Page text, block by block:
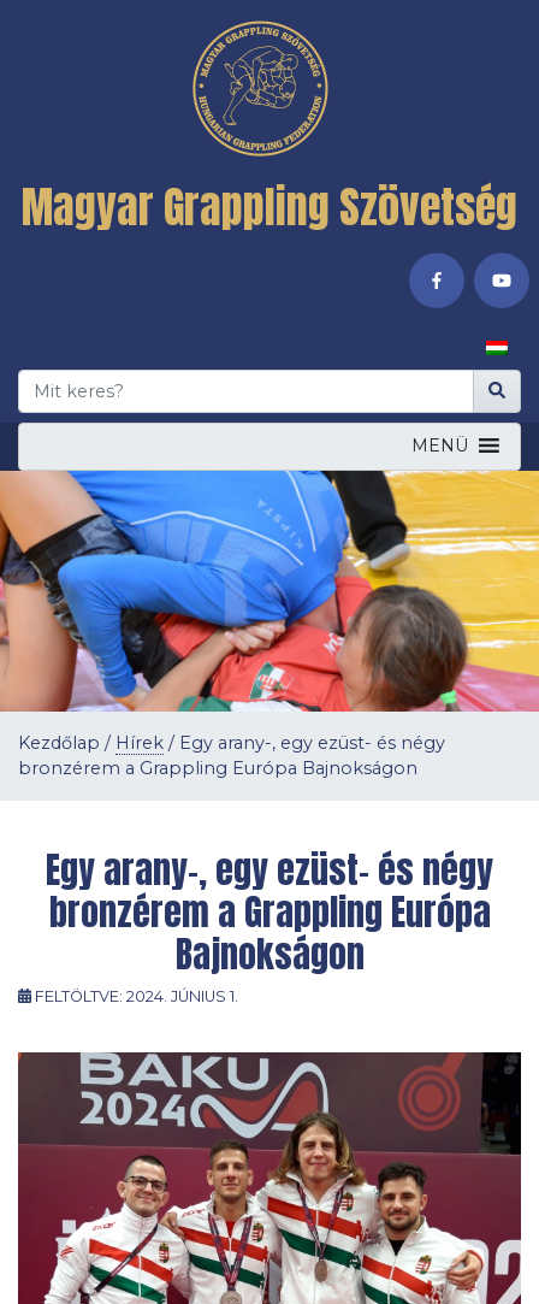
Magyar Grappling Szövetség
MENÜ
Kezdőlap / Hírek / Egy arany-, egy ezüst- és négy
bronzérem a Grappling Európa Bajnokságon
Egy arany-, egy ezüst- és négy
bronzérem a Grappling Európa
Bajnokságon
FELTÖLTVE:2024. JÚNIUS 1.